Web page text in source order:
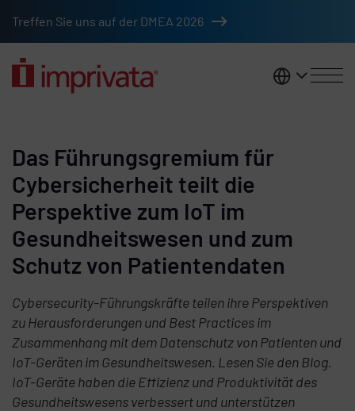
Treffen Sie uns auf der DMEA 2026
DACH
Das Führungsgremium für
Cybersicherheit teilt die
Perspektive zum IoT im
Gesundheitswesen und zum
Schutz von Patientendaten
Cybersecurity-Führungskräfte teilen ihre Perspektiven
zu Herausforderungen und Best Practices im
Zusammenhang mit dem Datenschutz von Patienten und
IoT-Geräten im Gesundheitswesen. Lesen Sie den Blog.
IoT-Geräte haben die Effizienz und Produktivität des
Gesundheitswesens verbessert und unterstützen